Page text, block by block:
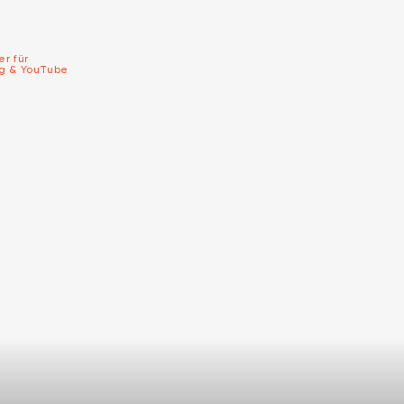
für
& YouTube